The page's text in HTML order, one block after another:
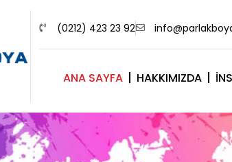
(0212) 423 23 92
ANA SAYFA HAKKIMIZDA